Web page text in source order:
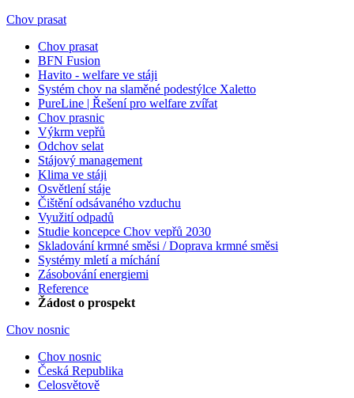
Chov prasat
Chov prasat
BFN Fusion
Havito - welfare ve stáji
Systém chov na slaměné podestýlce Xaletto
PureLine | Řešení pro welfare zvířat
Chov prasnic
Výkrm vepřů
Odchov selat
Stájový management
Klima ve stáji
Osvětlení stáje
Čištění odsávaného vzduchu
Využití odpadů
Studie koncepce Chov vepřů 2030
Skladování krmné směsi / Doprava krmné směsi
Systémy mletí a míchání
Zásobování energiemi
Reference
Žádost o prospekt
Chov nosnic
Chov nosnic
Česká Republika
Celosvětově